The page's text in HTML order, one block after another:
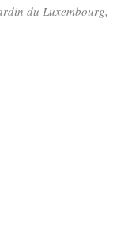
du Luxembourg,